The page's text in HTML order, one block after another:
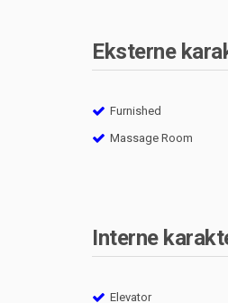
Eksterne
Furnished
Massage Room
Interne
Elevator